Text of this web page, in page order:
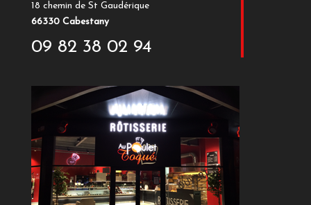
18 chemin de St Gaudérique
66330 Cabestany
09 82 38 02 94